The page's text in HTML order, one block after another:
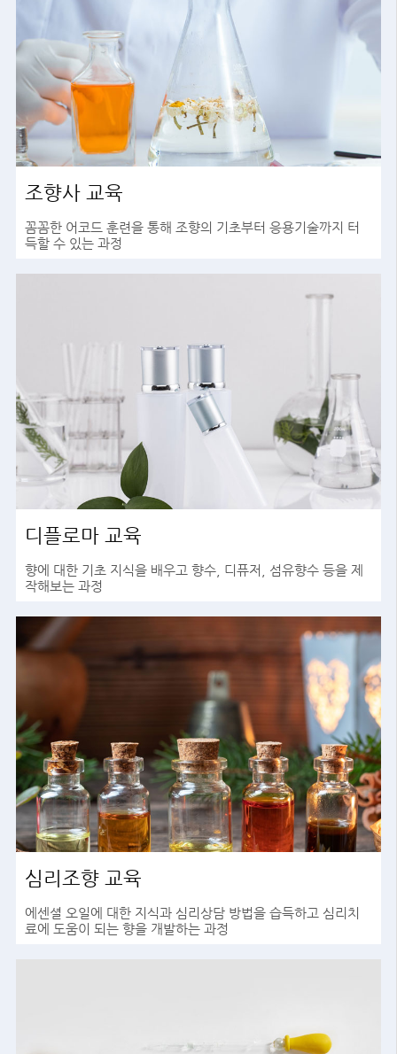
조향사 교육
꼼꼼한 어코드 훈련을 통해 조향의 기초부터 응용기술까지 터
득할 수 있는 과정
바로가기
디플로마 교육
향에 대한 기초 지식을 배우고 향수, 디퓨저, 섬유향수 등을 제
작해보는 과정
바로가기
심리조향 교육
에센셜 오일에 대한 지식과 심리상담 방법을 습득하고 심리치
료에 도움이 되는 향을 개발하는 과정